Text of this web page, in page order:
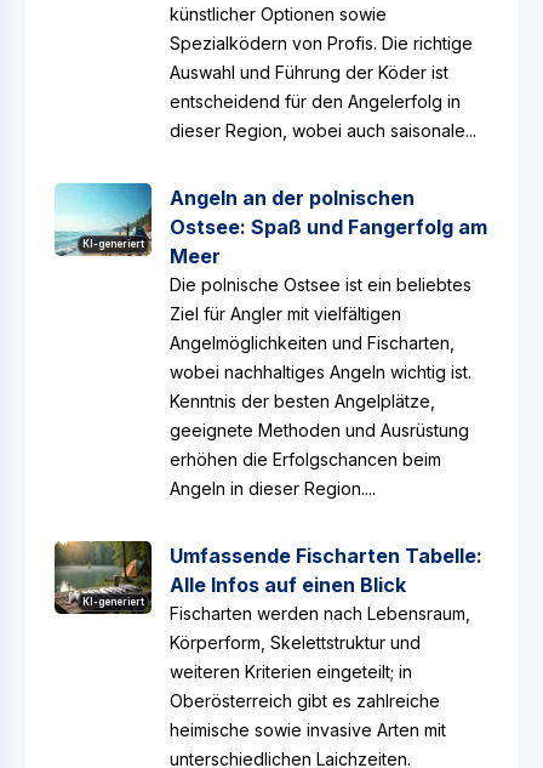
künstlicher Optionen sowie
Spezialködern von Profis. Die richtige
Auswahl und Führung der Köder ist
entscheidend für den Angelerfolg in
dieser Region, wobei auch saisonale...
KI-generiert
Angeln an der polnischen
Ostsee: Spaß und Fangerfolg am
Meer
Die polnische Ostsee ist ein beliebtes
Ziel für Angler mit vielfältigen
Angelmöglichkeiten und Fischarten,
wobei nachhaltiges Angeln wichtig ist.
Kenntnis der besten Angelplätze,
geeignete Methoden und Ausrüstung
erhöhen die Erfolgschancen beim
Angeln in dieser Region....
KI-generiert
Umfassende Fischarten Tabelle:
Alle Infos auf einen Blick
Fischarten werden nach Lebensraum,
Körperform, Skelettstruktur und
weiteren Kriterien eingeteilt; in
Oberösterreich gibt es zahlreiche
heimische sowie invasive Arten mit
unterschiedlichen Laichzeiten.